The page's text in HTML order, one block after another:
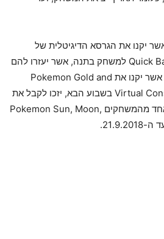
יקנו את הגרסא הדיגיטלית של
המשחק יוכלו לקבל 12 Quick Balls למשחק בתנה, אשר יעזרו להם
בתחילת המשחק. שחקנים אשר יקנו את Pokemon Gold and
Silver אשר יוצאים ל-Virtual Console בשבוע הבא, יזכו לקבל את
הפוקימון האגדי Celebi לאחד מהמשחקים Pokemon Sun, Moon,